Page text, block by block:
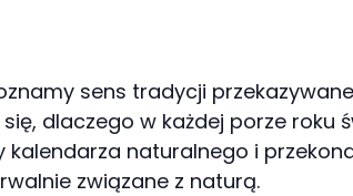
sens tradycji
dlaczego w każdej porze roku
kalendarza naturalnego i
związane z naturą.